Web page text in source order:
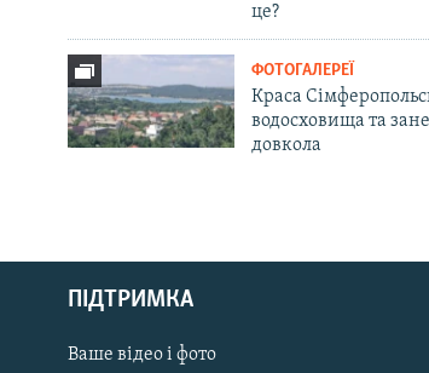
Русский
Qırımtatar
ДОЛУЧАЙСЯ!
це?
ФОТОГАЛЕРЕЇ
Краса
водосховища та
довкола
ПІДТРИМКА
Ваше відео і фото